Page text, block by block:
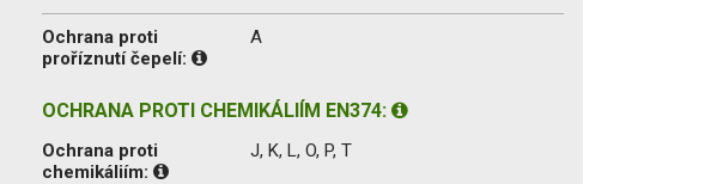
Ochrana proti
proříznutí čepelí:
A
OCHRANA PROTI CHEMIKÁLIÍM EN374:
Ochrana proti
chemikáliím:
J, K, L, O, P, T